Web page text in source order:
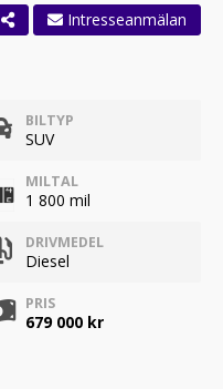
BILTYP
SUV
MILTAL
1 800 mil
DRIVMEDEL
Diesel
PRIS
679 000 kr